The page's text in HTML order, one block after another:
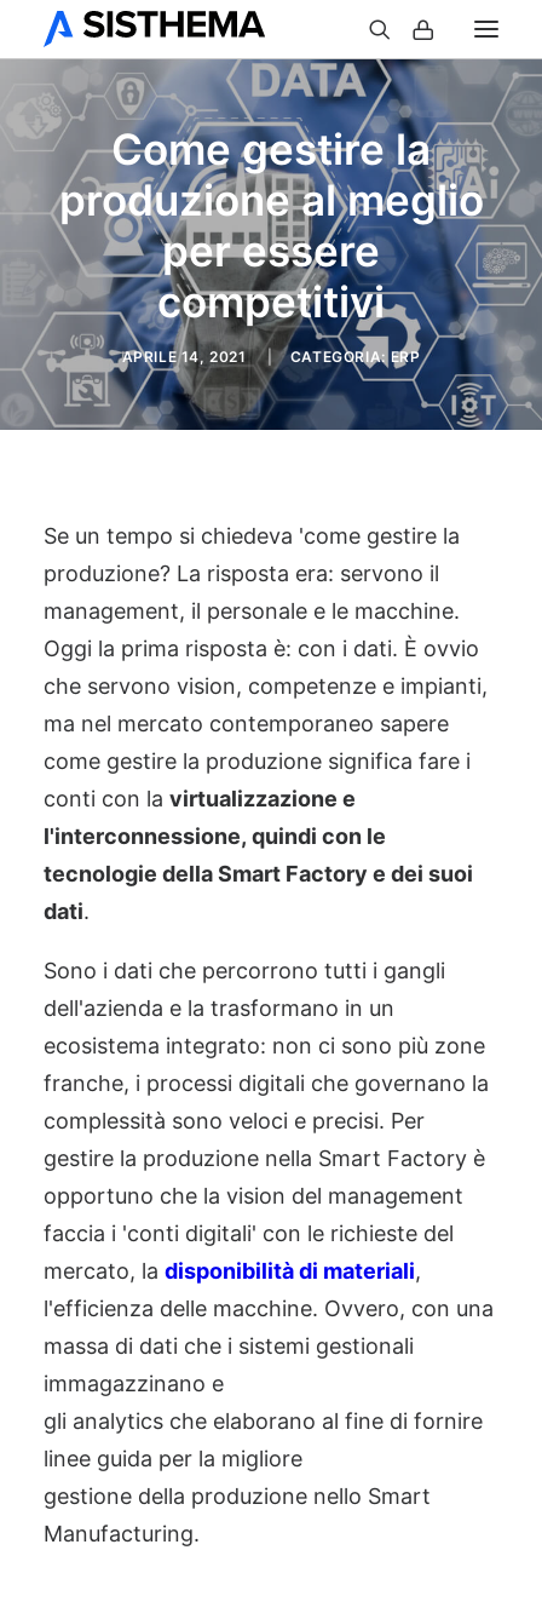
Come gestire la
produzione al meglio
per essere
competitivi
APRILE 14, 2021 | CATEGORIA: ERP
Se un tempo si chiedeva 'come gestire la
produzione? La risposta era: servono il
management, il personale e le macchine.
Oggi la prima risposta è: con i dati. È ovvio
che servono vision, competenze e impianti,
ma nel mercato contemporaneo sapere
come gestire la produzione significa fare i
conti con la virtualizzazione e
l'interconnessione, quindi con le
tecnologie dellaSmart Factory e dei suoi
dati.
Sono i dati che percorrono tutti i gangli
dell'azienda e la trasformano in un
ecosistema integrato: non ci sono più zone
franche, i processi digitali che governano la
complessità sono veloci e precisi. Per
gestire la produzione nella Smart Factory è
opportuno che la vision del management
faccia i 'conti digitali' con le richieste del
mercato, la disponibilità di materiali,
l'efficienza delle macchine. Ovvero, con una
massa di dati che i sistemi gestionali
immagazzinano e
gli analytics che elaborano al fine di fornire
linee guida per la migliore
gestione della produzione nello Smart
Manufacturing.